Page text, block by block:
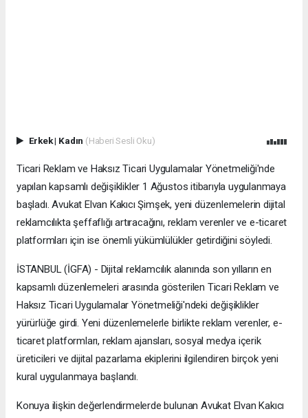
Erkek| Kadın (Haberi Sesli Oku)
Ticari Reklam ve Haksız Ticari Uygulamalar Yönetmeliği'nde
yapılan kapsamlı değişiklikler 1 Ağustos itibarıyla uygulanmaya
başladı. Avukat Elvan Kakıcı Şimşek, yeni düzenlemelerin dijital
reklamcılıkta şeffaflığı artıracağını, reklam verenler ve e-ticaret
platformları için ise önemli yükümlülükler getirdiğini söyledi.
İSTANBUL (İGFA) - Dijital reklamcılık alanında son yılların en
kapsamlı düzenlemeleri arasında gösterilen Ticari Reklam ve
Haksız Ticari Uygulamalar Yönetmeliği'ndeki değişiklikler
yürürlüğe girdi. Yeni düzenlemelerle birlikte reklam verenler, e-
ticaret platformları, reklam ajansları, sosyal medya içerik
üreticileri ve dijital pazarlama ekiplerini ilgilendiren birçok yeni
kural uygulanmaya başlandı.
Konuya ilişkin değerlendirmelerde bulunan Avukat Elvan Kakıcı